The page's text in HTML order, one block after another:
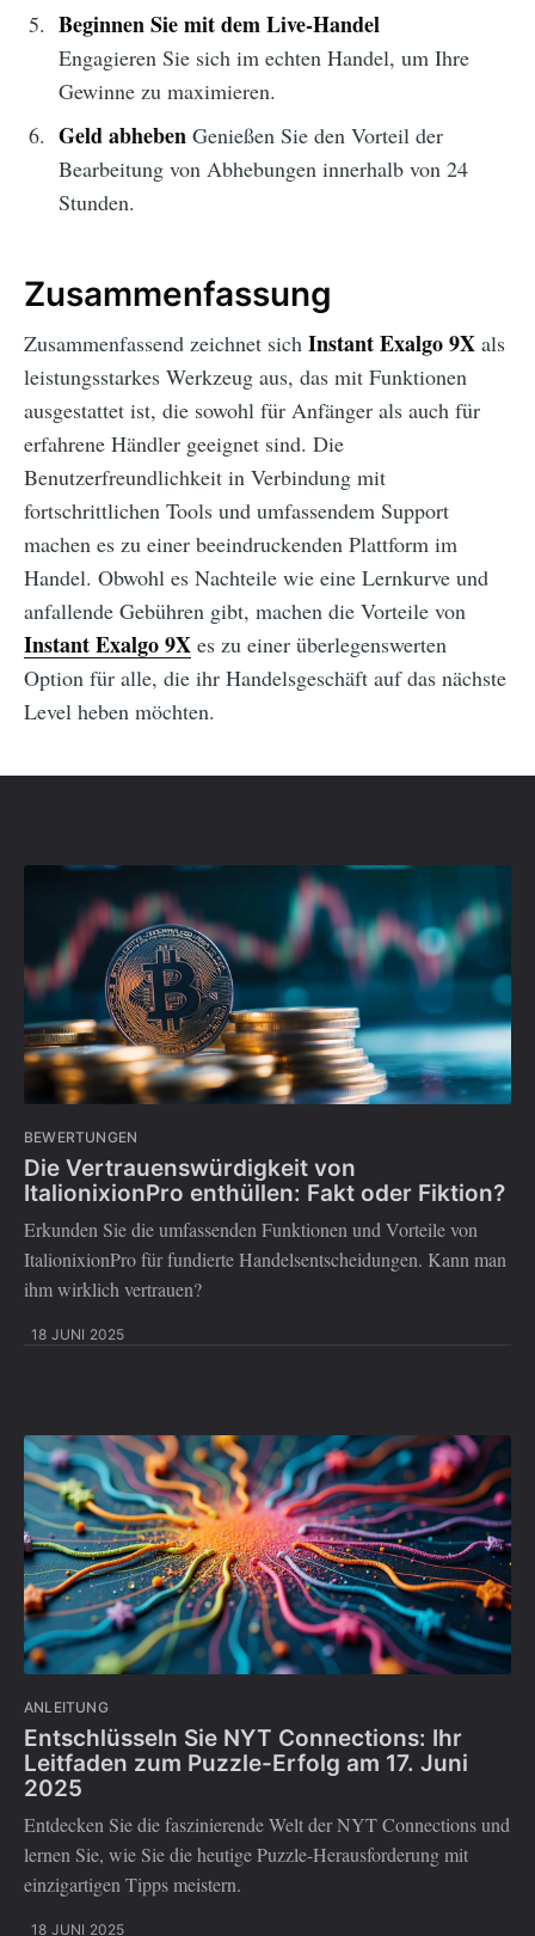
Beginnen Sie mit dem Live-Handel
Engagieren Sie sich im echten Handel, um Ihre
Gewinne zu maximieren.
Geld abhebenGenießen Sie den Vorteil der
Bearbeitung von Abhebungen innerhalb von 24
Stunden.
Zusammenfassung
Zusammenfassend zeichnet sich Instant Exalgo 9X als
leistungsstarkes Werkzeug aus, das mit Funktionen
ausgestattet ist, die sowohl für Anfänger als auch für
erfahrene Händler geeignet sind. Die
Benutzerfreundlichkeit in Verbindung mit
fortschrittlichen Tools und umfassendem Support
machen es zu einer beeindruckenden Plattform im
Handel. Obwohl es Nachteile wie eine Lernkurve und
anfallende Gebühren gibt, machen die Vorteile von
Instant Exalgo 9X es zu einer überlegenswerten
Option für alle, die ihr Handelsgeschäft auf das nächste
Level heben möchten.
BEWERTUNGEN
Die Vertrauenswürdigkeit von
ItalionixionPro enthüllen: Fakt oder Fiktion?
Erkunden Sie die umfassenden Funktionen und Vorteile von
ItalionixionPro für fundierte Handelsentscheidungen. Kann man
ihm wirklich vertrauen?
18 JUNI 2025
ANLEITUNG
Entschlüsseln Sie NYT Connections: Ihr
Leitfaden zum Puzzle-Erfolg am 17. Juni
2025
Entdecken Sie die faszinierende Welt der NYT Connections und
lernen Sie, wie Sie die heutige Puzzle-Herausforderung mit
einzigartigen Tipps meistern.
18 JUNI 2025